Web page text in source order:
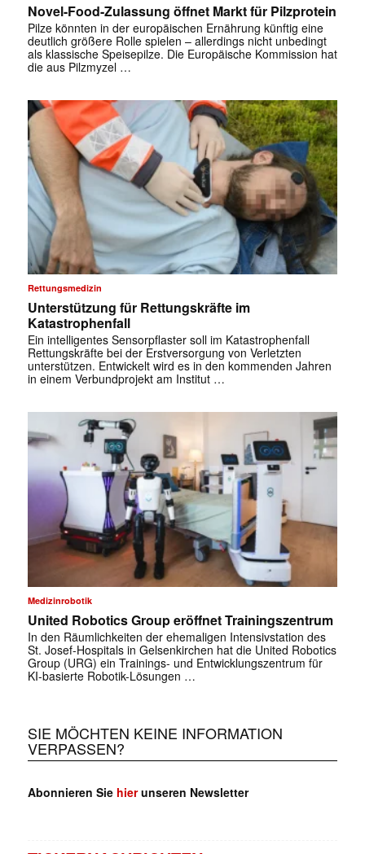
Novel-Food-Zulassung öffnet Markt für Pilzprotein
Pilze könnten in der europäischen Ernährung künftig eine
deutlich größere Rolle spielen – allerdings nicht unbedingt
als klassische Speisepilze. Die Europäische Kommission hat
die aus Pilzmyzel …
Rettungsmedizin
Unterstützung für Rettungskräfte im
Katastrophenfall
Ein intelligentes Sensorpflaster soll im Katastrophenfall
Rettungskräfte bei der Erstversorgung von Verletzten
unterstützen. Entwickelt wird es in den kommenden Jahren
in einem Verbundprojekt am Institut …
Medizinrobotik
United Robotics Group eröffnet Trainingszentrum
In den Räumlichkeiten der ehemaligen Intensivstation des
St. Josef-Hospitals in Gelsenkirchen hat die United Robotics
Group (URG) ein Trainings- und Entwicklungszentrum für
KI-basierte Robotik-Lösungen …
SIE MÖCHTEN KEINE INFORMATION
VERPASSEN?
Abonnieren Sie hierunseren Newsletter